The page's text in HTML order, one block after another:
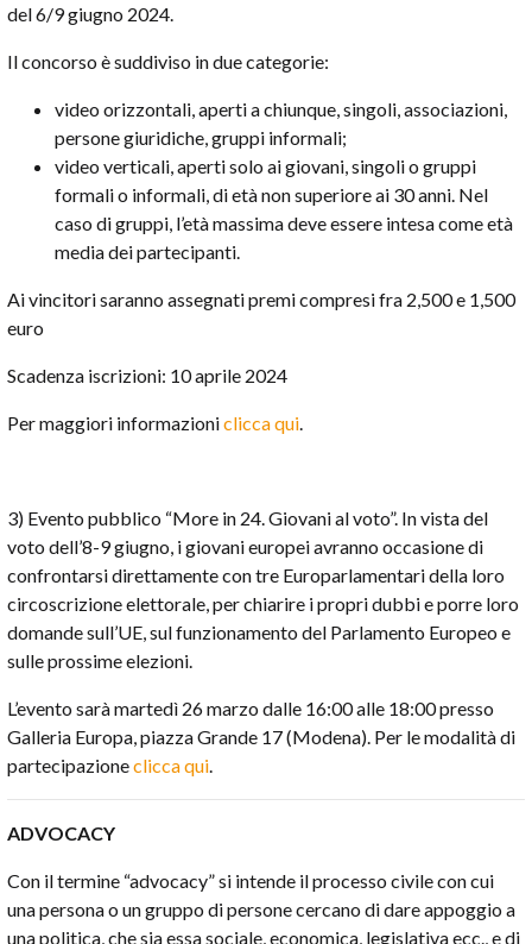
del 6/9 giugno 2024.
Il concorso è suddiviso in due categorie:
video orizzontali, aperti a chiunque, singoli, associazioni,
persone giuridiche, gruppi informali;
video verticali, aperti solo ai giovani, singoli o gruppi
formali o informali, di età non superiore ai 30 anni. Nel
caso di gruppi, l’età massima deve essere intesa come età
media dei partecipanti.
Ai vincitori saranno assegnati premi compresi fra 2,500 e 1,500
euro
Scadenza iscrizioni: 10 aprile 2024
Per maggiori informazioniclicca qui.
3) Evento pubblico “More in 24. Giovani al voto”. In vista del
voto dell’8-9 giugno, i giovani europei avranno occasione di
confrontarsi direttamente con tre Europarlamentari della loro
circoscrizione elettorale, per chiarire i propri dubbi e porre loro
domande sull’UE, sul funzionamento del Parlamento Europeo e
sulle prossime elezioni.
L’evento sarà martedì 26 marzo dalle 16:00 alle 18:00 presso
Galleria Europa, piazza Grande 17 (Modena). Per le modalità di
partecipazioneclicca qui.
ADVOCACY
Con il termine “advocacy” si intende il processo civile con cui
una persona o un gruppo di persone cercano di dare appoggio a
una politica, che sia essa sociale, economica, legislativa ecc., e di